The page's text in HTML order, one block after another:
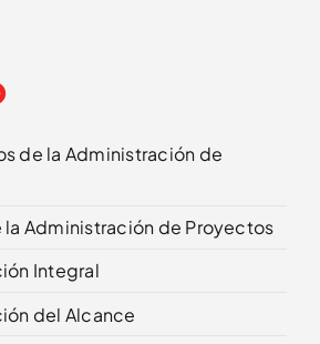
de la Administración de
la Administración de Proyectos
Integral
del Alcance